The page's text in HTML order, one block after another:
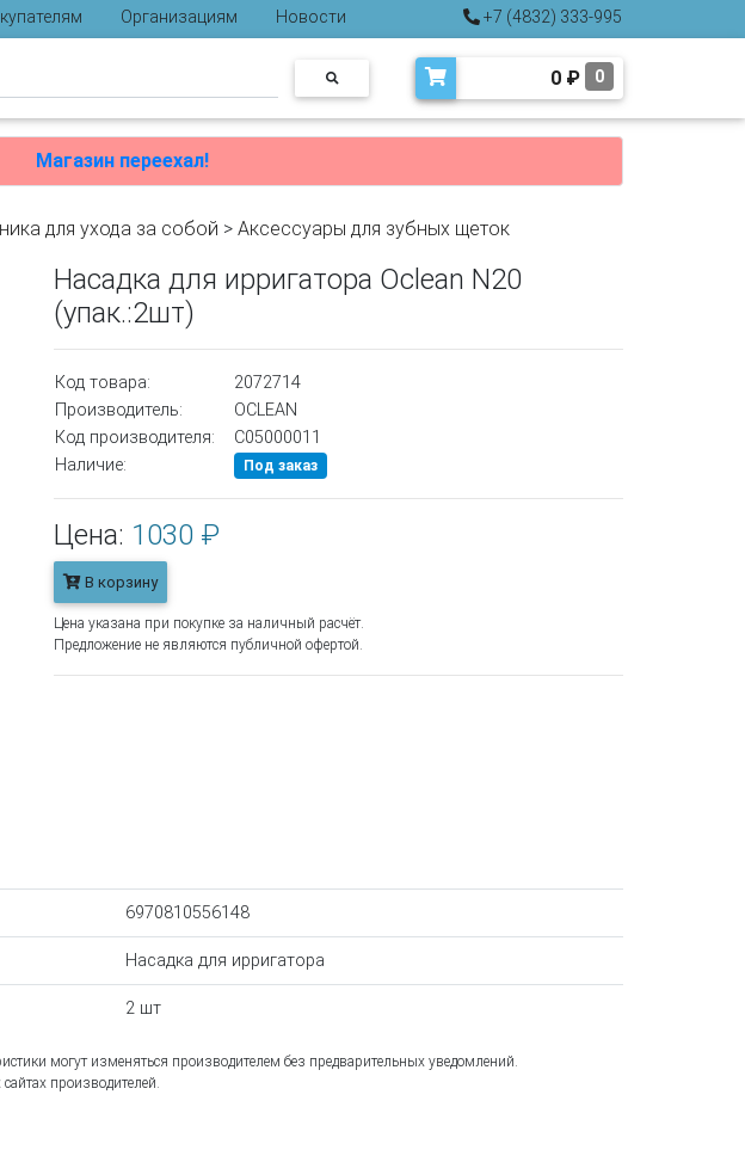
Организациям
Новости
+7 (4832) 333-995
0 ₽ 0
Магазин переехал!
для ухода за собой > Аксессуары для зубных щеток
Насадка для ирригатора Oclean N20
(упак.:2шт)
Код товара:
2072714
Производитель:
OCLEAN
Код производителя:
C05000011
Наличие:
Под заказ
Цена: 1030 ₽
В корзину
Цена указана при покупке за наличный расчёт.
Предложение не являются публичной офертой.
6970810556148
Насадка для ирригатора
2 шт
могут изменяться производителем без предварительных уведомлений.
производителей.